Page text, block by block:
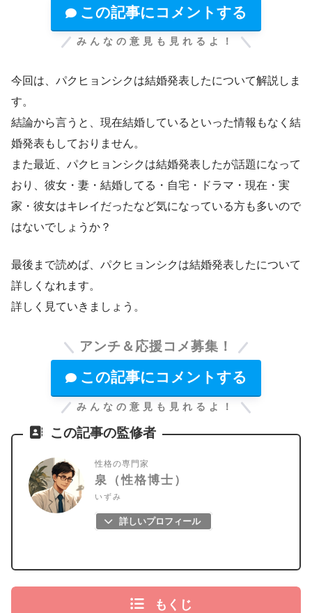
この記事にコメントする
みんなの意見も見れるよ！
今回は、パクヒョンシクは結婚発表したについて解説しま
す。
結論から言うと、現在結婚しているといった情報もなく結
婚発表もしておりません。
また最近、パクヒョンシクは結婚発表したが話題になって
おり、彼女・妻・結婚してる・自宅・ドラマ・現在・実
家・彼女はキレイだったなど気になっている方も多いので
はないでしょうか？
最後まで読めば、パクヒョンシクは結婚発表したについて
詳しくなれます。
詳しく見ていきましょう。
アンチ＆応援コメ募集！
この記事にコメントする
みんなの意見も見れるよ！
この記事の監修者
性格の専門家
泉（性格博士）
いずみ
詳しいプロフィール
もくじ